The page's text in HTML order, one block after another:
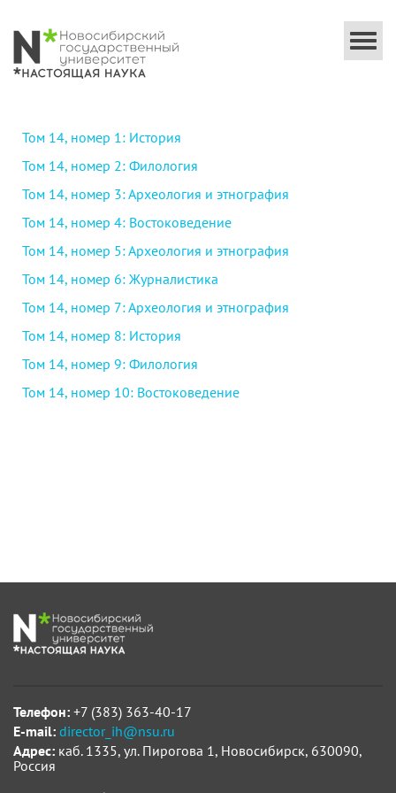
Том 14, номер 1: История
Том 14, номер 2: Филология
Том 14, номер 3: Археология и этнография
Том 14, номер 4: Востоковедение
Том 14, номер 5: Археология и этнография
Том 14, номер 6: Журналистика
Том 14, номер 7: Археология и этнография
Том 14, номер 8: История
Том 14, номер 9: Филология
Том 14, номер 10: Востоковедение
Телефон: +7 (383) 363-40-17
E-mail: director_ih@nsu.ru
Адрес: каб. 1335, ул. Пирогова 1, Новосибирск, 630090,
Россия